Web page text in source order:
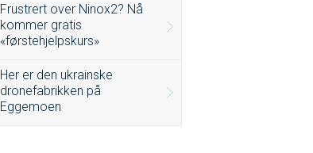
Frustrert over Ninox2? Nå
kommer gratis
«førstehjelpskurs»
Her er den ukrainske
dronefabrikken på
Eggemoen